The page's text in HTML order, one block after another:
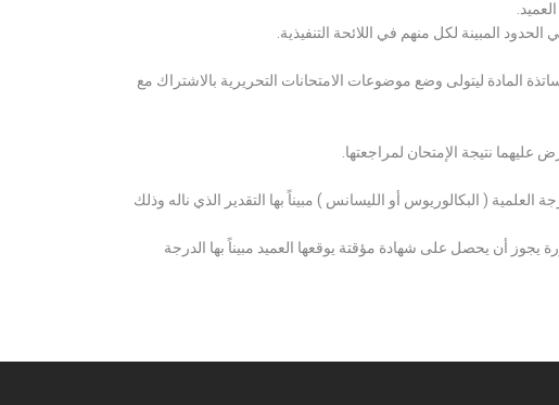
المبينة لكل منهم في اللائحة التنفيذية.
المادة ليتولى وضع موضوعات الامتحانات التحريرية بالاشتراك مع
نتيجة الإمتحان لمراجعتها.
( البكالوريوس أو الليسانس ) مبيناً بها التقدير الذي ناله وذلك
أن يحصل على شهادة مؤقتة يوقعها العميد مبيناً بها الدرجة